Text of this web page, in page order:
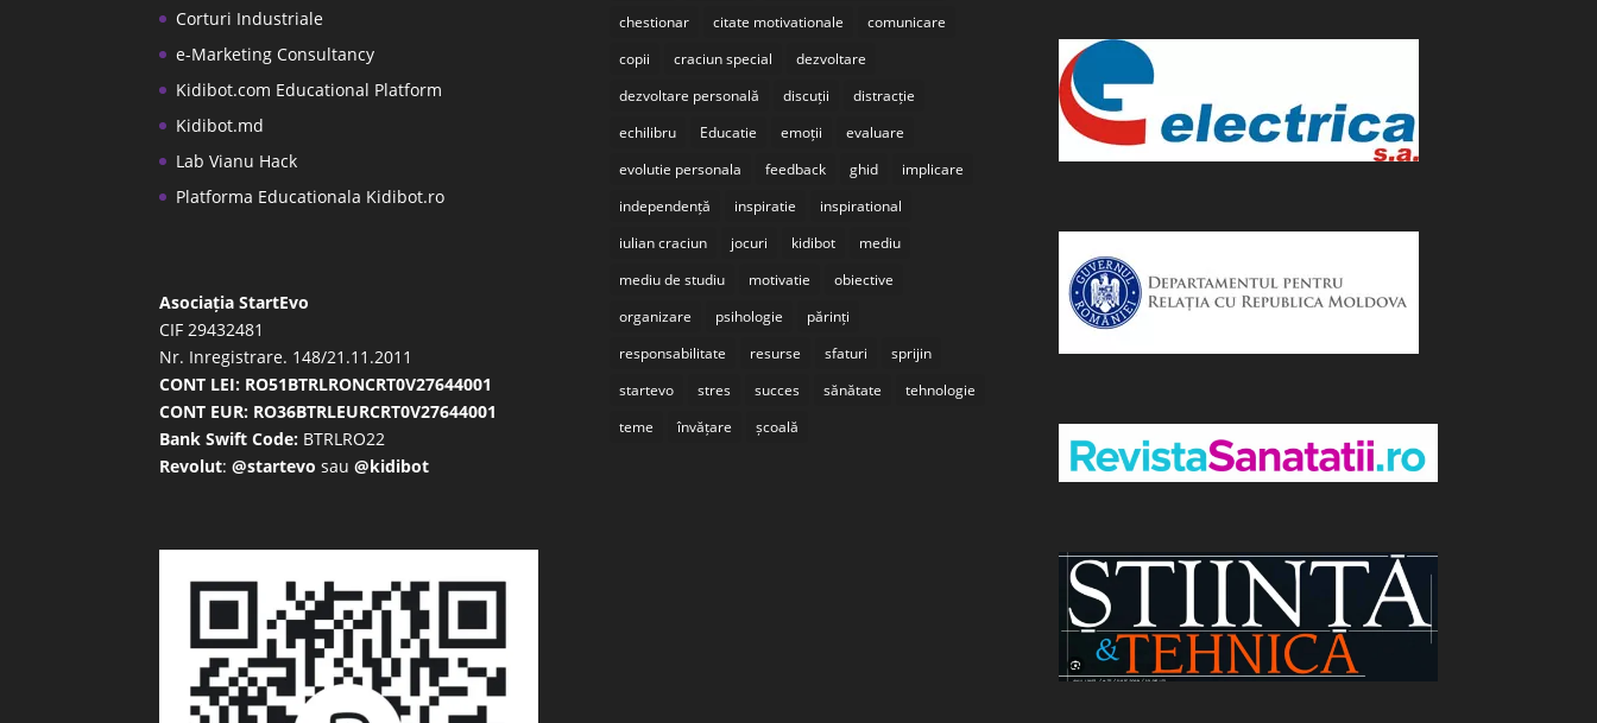
Corturi Industriale
e-Marketing Consultancy
Kidibot.com Educational Platform
Kidibot.md
Lab Vianu Hack
Platforma Educationala Kidibot.ro
Asociația StartEvo
CIF 29432481
Nr. Inregistrare. 148/21.11.2011
CONT LEI: RO51BTRLRONCRT0V27644001
CONT EUR: RO36BTRLEURCRT0V27644001
Bank Swift Code: BTRLRO22
Revolut:@startevo sau@kidibot
chestionar
citate motivationale
comunicare
copii
craciun special
dezvoltare
dezvoltare personală
discuții
distracție
echilibru
Educatie emoții
evaluare
evolutie personala
feedback ghid
implicare
independență
inspiratie
inspirational
iulian craciun
jocuri kidibot
mediu
mediu de studiu
motivatie
obiective
organizare
psihologie
părinți
responsabilitate
resurse sfaturi
sprijin
startevo
stres succes sănătate
tehnologie
teme
învățare școală